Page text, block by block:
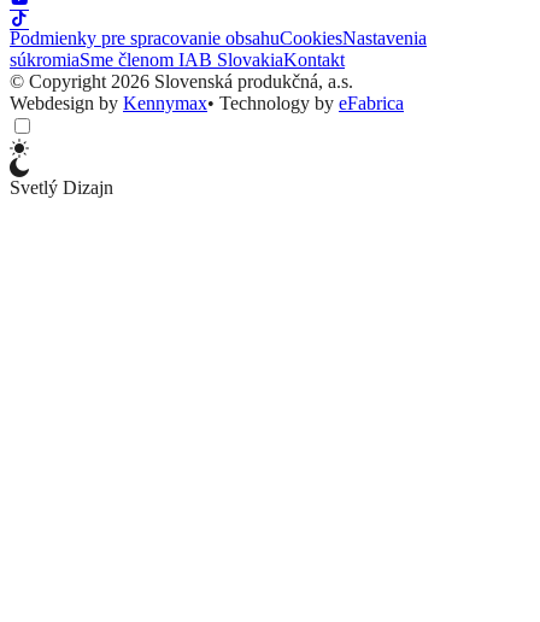
Podmienky pre spracovanie obsahuCookiesNastavenia
súkromiaSme členom IAB SlovakiaKontakt
© Copyright 2026 Slovenská produkčná, a.s.
Webdesign by Kennymax• Technology by eFabrica
Svetlý Dizajn